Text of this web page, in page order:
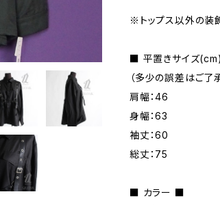
※トップス以外の装
■ 平置きサイズ
（多少の誤差はご了承
肩幅：46
身幅：63
袖丈：60
総丈：75
■ カラー ■